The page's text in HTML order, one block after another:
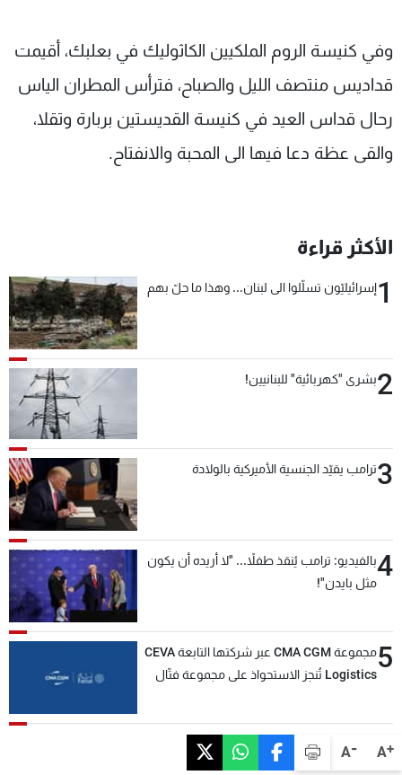
A+
A-
وفي كنيسة الروم الملكيين الكاثوليك في بعلبك، أقيمت
قداديس منتصف الليل والصباح، فترأس المطران الياس
رحال قداس العيد في كنيسة القديستين بربارة وتقلا،
والقى عظة دعا فيها الى المحبة والانفتاح.
الأكثر قراءة
1إسرائيليّون تسلّلوا الى لبنان... وهذا ما حلّ بهم
2بشرى "كهربائية" للبنانيين!
3ترامب يقيّد الجنسية الأميركية بالولادة
4بالفيديو: ترامب يُنقذ طفلاً... "لا أريده أن يكون
مثل بايدن"!
5
مجموعة CMA CGM عبر شركتها التابعة CEVA
Logistics تُنجز الاستحواذ على مجموعة فتّال